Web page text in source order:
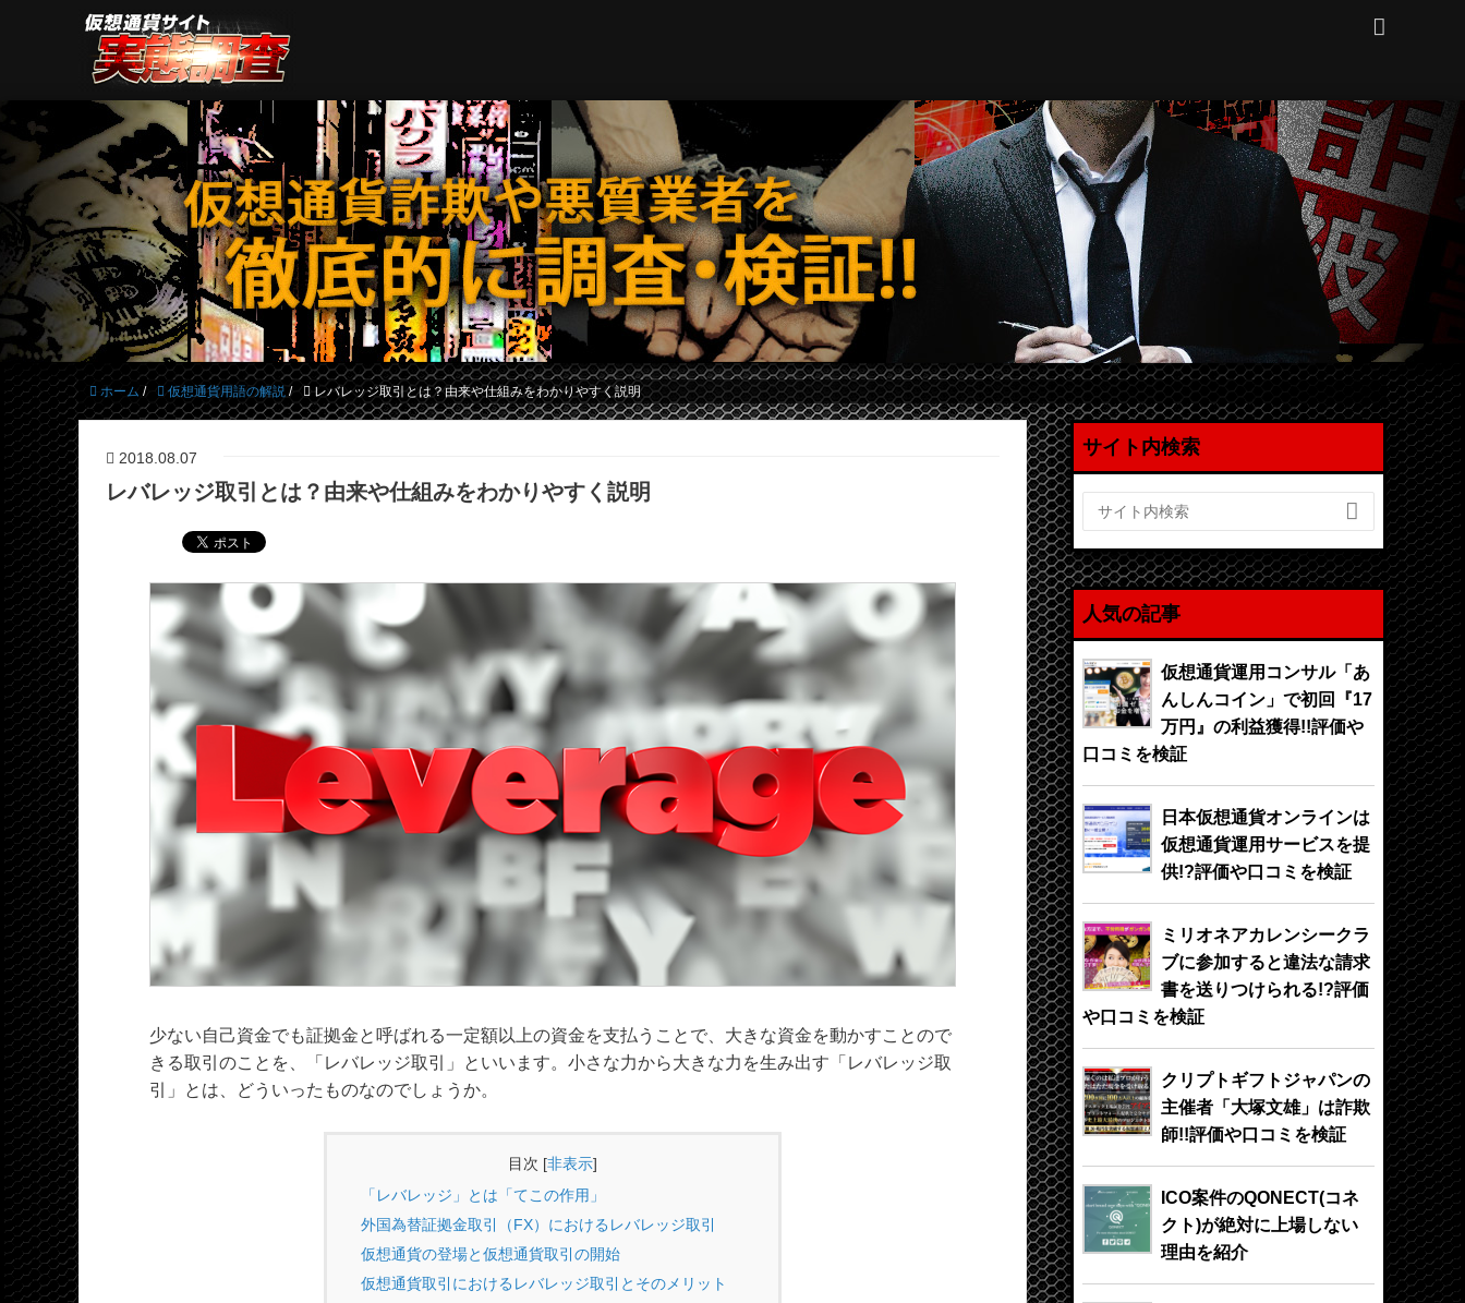
ホーム / 仮想通貨用語の解説 / レバレッジ取引とは？由来や仕組みをわかりやすく説明
2018.08.07
レバレッジ取引とは？由来や仕組みをわかりやすく説明
少ない自己資金でも証拠金と呼ばれる一定額以上の資金を支払うことで、大きな資金を動かすことので
きる取引のことを、「レバレッジ取引」といいます。小さな力から大きな力を生み出す「レバレッジ取
引」とは、どういったものなのでしょうか。
目次 [非表示]
「レバレッジ」とは「てこの作用」
外国為替証拠金取引（FX）におけるレバレッジ取引
仮想通貨の登場と仮想通貨取引の開始
仮想通貨取引におけるレバレッジ取引とそのメリット
サイト内検索

人気の記事
仮想通貨運用コンサル「あ
んしんコイン」で初回『17
万円』の利益獲得!!評価や
口コミを検証
日本仮想通貨オンラインは
仮想通貨運用サービスを提
供!?評価や口コミを検証
ミリオネアカレンシークラ
ブに参加すると違法な請求
書を送りつけられる!?評価
や口コミを検証
クリプトギフトジャパンの
主催者「大塚文雄」は詐欺
師!!評価や口コミを検証
ICO案件のQONECT(コネ
クト)が絶対に上場しない
理由を紹介